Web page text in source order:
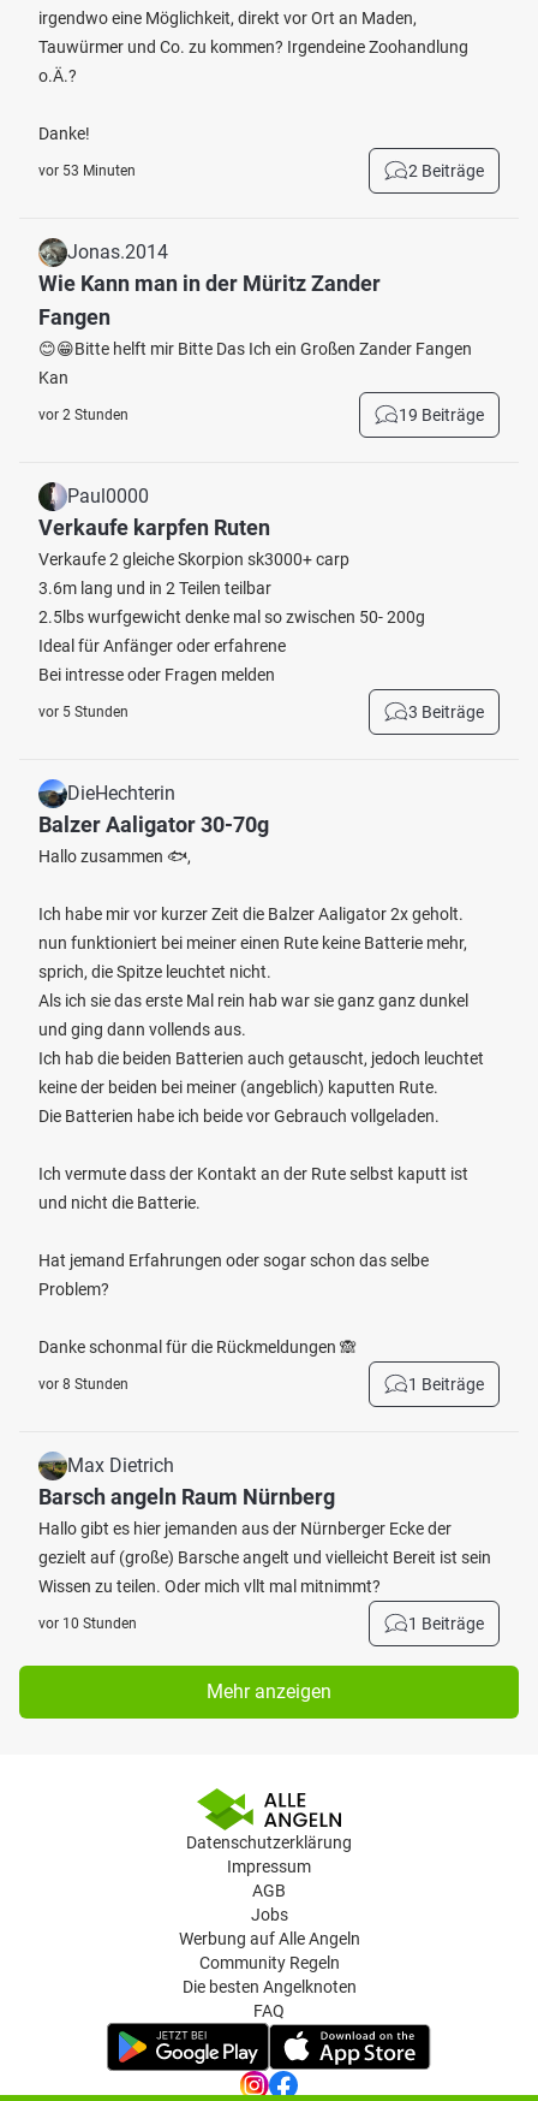
irgendwo eine Möglichkeit, direkt vor Ort an Maden,
Tauwürmer und Co. zu kommen? Irgendeine Zoohandlung
o.Ä.?
Danke!
vor 53 Minuten 2 Beiträge
Jonas.2014
Wie Kann man in der Müritz Zander
Fangen
😊😁Bitte helft mir Bitte Das Ich ein Großen Zander Fangen
Kan
vor 2 Stunden 19 Beiträge
Paul0000
Verkaufe karpfen Ruten
Verkaufe 2 gleiche Skorpion sk3000+ carp
3.6m lang und in 2 Teilen teilbar
2.5lbs wurfgewicht denke mal so zwischen 50- 200g
Ideal für Anfänger oder erfahrene
Bei intresse oder Fragen melden
vor 5 Stunden 3 Beiträge
DieHechterin
Balzer Aaligator 30-70g
Hallo zusammen 🐟,
Ich habe mir vor kurzer Zeit die Balzer Aaligator 2x geholt.
nun funktioniert bei meiner einen Rute keine Batterie mehr,
sprich, die Spitze leuchtet nicht.
Als ich sie das erste Mal rein hab war sie ganz ganz dunkel
und ging dann vollends aus.
Ich hab die beiden Batterien auch getauscht, jedoch leuchtet
keine der beiden bei meiner (angeblich) kaputten Rute.
Die Batterien habe ich beide vor Gebrauch vollgeladen.
Ich vermute dass der Kontakt an der Rute selbst kaputt ist
und nicht die Batterie.
Hat jemand Erfahrungen oder sogar schon das selbe
Problem?
Danke schonmal für die Rückmeldungen 🙈
vor 8 Stunden 1 Beiträge
Max Dietrich
Barsch angeln Raum Nürnberg
Hallo gibt es hier jemanden aus der Nürnberger Ecke der
gezielt auf (große) Barsche angelt und vielleicht Bereit ist sein
Wissen zu teilen. Oder mich vllt mal mitnimmt?
vor 10 Stunden 1 Beiträge
Mehr anzeigen
Datenschutzerklärung
Impressum
AGB
Jobs
Werbung auf Alle Angeln
Community Regeln
Die besten Angelknoten
FAQ